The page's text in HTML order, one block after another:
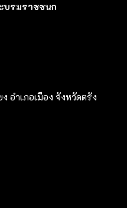
บรมราชชนก
อำเภอเมือง จังหวัดตรัง